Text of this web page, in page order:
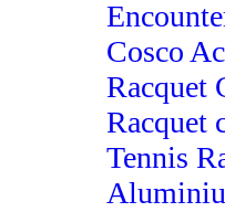
Cosco
Racquet
Racquet
Tennis